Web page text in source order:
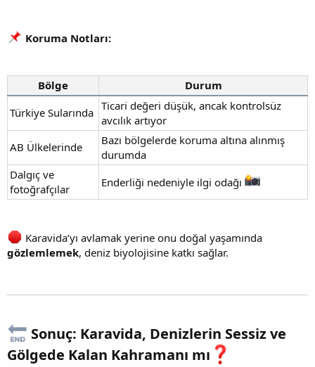
Koruma Notları:
Bölge
Durum
Türkiye Sularında Ticari değeri düşük, ancak kontrolsüz
avcılık artıyor
AB Ülkelerinde
Bazı bölgelerde koruma altına alınmış
durumda
Dalgıç ve
fotoğrafçılar
Enderliği nedeniyle ilgi odağı
Karavida’yı avlamak yerine onu doğal yaşamında
gözlemlemek, deniz biyolojisine katkı sağlar.
Sonuç: Karavida, Denizlerin Sessiz ve
Gölgede Kalan Kahramanı mı